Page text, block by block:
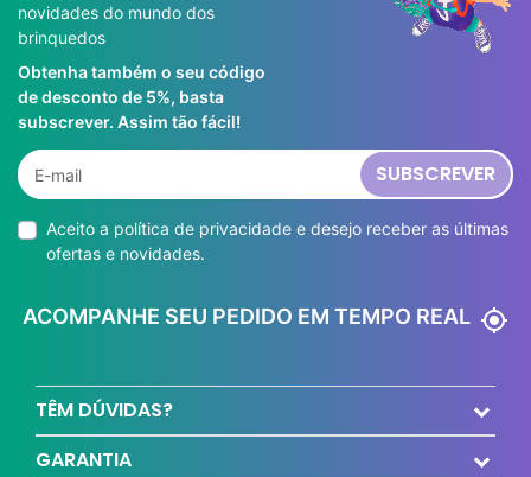
novidades do mundo dos
brinquedos
Obtenha também o seu código
de desconto de 5%, basta
subscrever. Assim tão fácil!
SUBSCREVER
Aceito a política de privacidade e desejo receber as últimas
ofertas e novidades.
ACOMPANHE SEU PEDIDO EM TEMPO REAL my_location
TÊM DÚVIDAS?
GARANTIA